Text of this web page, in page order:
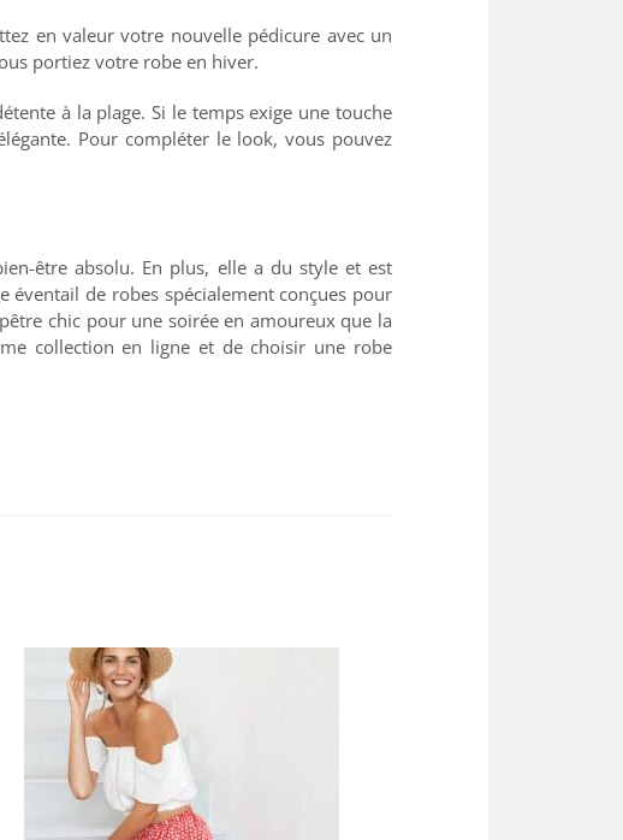
en valeur votre nouvelle pédicure avec un
portiez votre robe en hiver.
à la plage. Si le temps exige une touche
Pour compléter le look, vous pouvez
être absolu. En plus, elle a du style et est
de robes spécialement conçues pour
chic pour une soirée en amoureux que la
collection en ligne et de choisir une robe